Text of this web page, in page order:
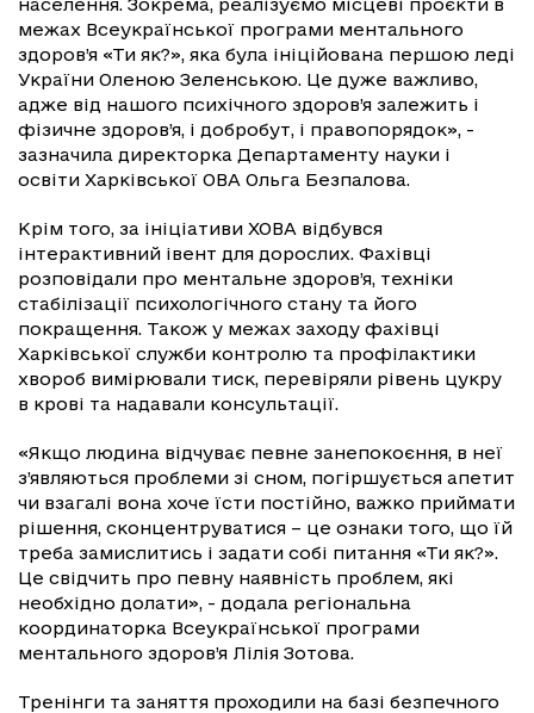
межах Всеукраїнської програми ментального
здоров’я «Ти як?», яка була ініційована першою леді
України Оленою Зеленською. Це дуже важливо,
адже від нашого психічного здоров’я залежить і
фізичне здоров’я, і добробут, і правопорядок», -
зазначила директорка Департаменту науки і
освіти Харківської ОВА Ольга Безпалова.
Крім того, за ініціативи ХОВА відбувся
інтерактивний івент для дорослих. Фахівці
розповідали про ментальне здоров’я, техніки
стабілізації психологічного стану та його
покращення. Також у межах заходу фахівці
Харківської служби контролю та профілактики
хвороб вимірювали тиск, перевіряли рівень цукру
в крові та надавали консультації.
«Якщо людина відчуває певне занепокоєння, в неї
з’являються проблеми зі сном, погіршується апетит
чи взагалі вона хоче їсти постійно, важко приймати
рішення, сконцентруватися – це ознаки того, що їй
треба замислитись і задати собі питання «Ти як?».
Це свідчить про певну наявність проблем, які
необхідно долати», - додала регіональна
координаторка Всеукраїнської програми
ментального здоров’я Лілія Зотова.
Тренінги та заняття проходили на базі безпечного